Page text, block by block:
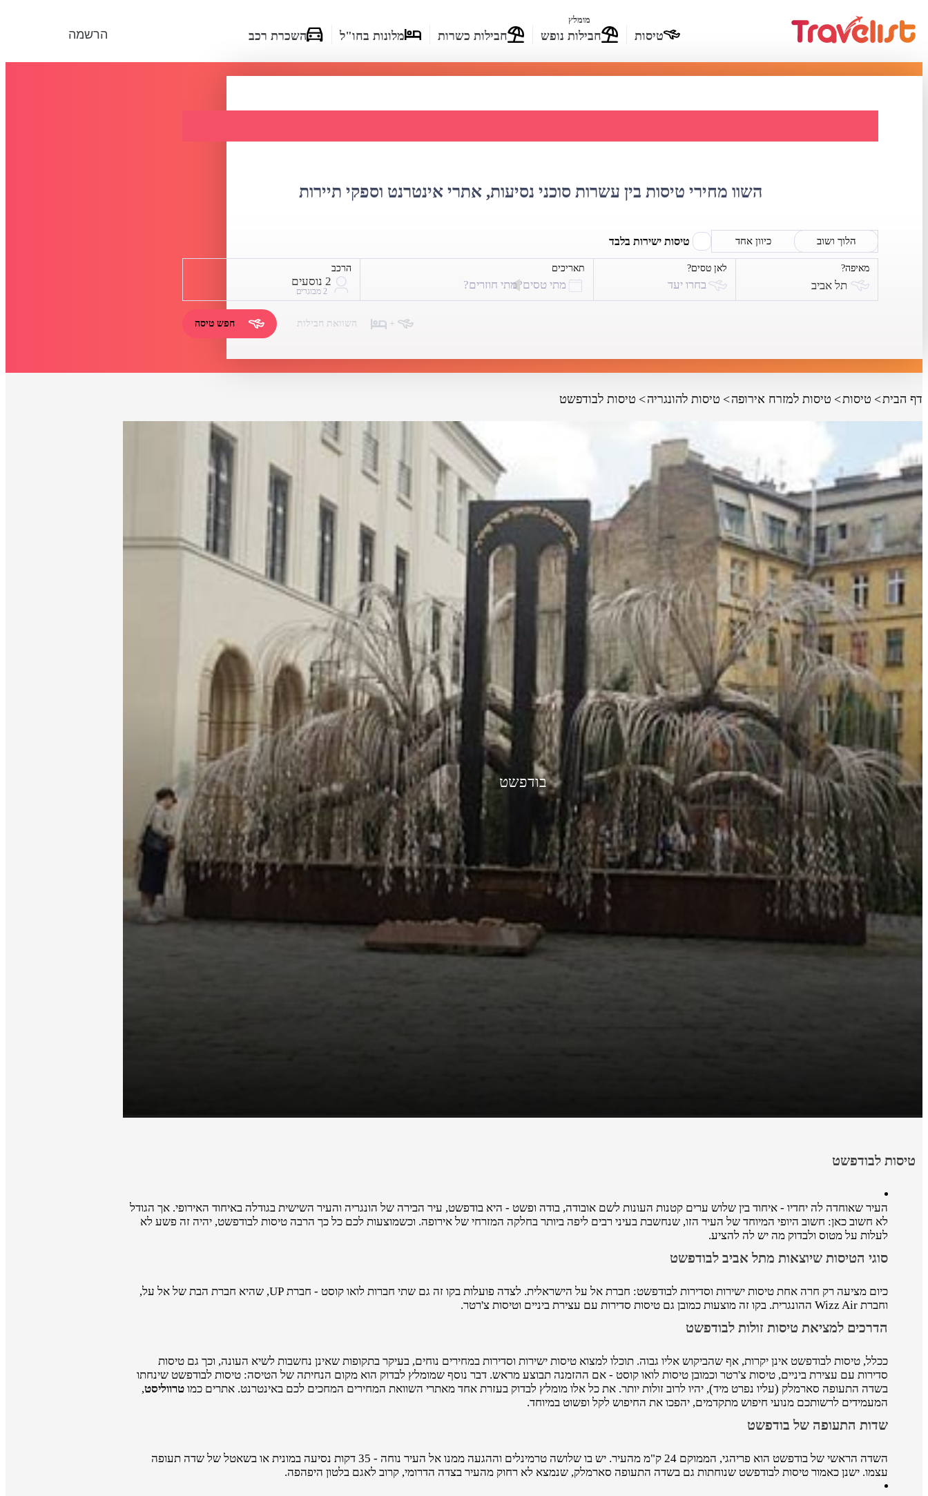
הרשמה טיסות
מומלץ
חבילות נופש חבילות כשרות מלונות בחו"ל השכרת רכב
השוו מחירי טיסות בין עשרות סוכני נסיעות, אתרי אינטרנט וספקי תיירות
הלוך ושוב כיוון אחד טיסות ישירות בלבד
מאיפה?
תל אביב
לאן טסים?
בחרו יעד
תאריכים
מתי טסים?מתי חוזרים?
הרכב
2 נוסעים
2 מבוגרים
+ השוואת חבילות חפש טיסה
דף הבית טיסות טיסות למזרח אירופה טיסות להונגריה טיסות לבודפשט
בודפשט
טיסות לבודפשט
העיר שאוחדה לה יחדיו - איחוד בין שלוש ערים קטנות העונות לשם אובודה, בודה ופשט - היא בודפשט, עיר הבירה של הונגריה והעיר השישית בגודלה באיחוד האירופי. אך הגודל
לא חשוב כאן: חשוב היופי המיוחד של העיר הזו, שנחשבת בעיני רבים ליפה ביותר בחלקה המזרחי של אירופה. וכשמוצעות לכם כל כך הרבה טיסות לבודפשט, יהיה זה פשע לא
לעלות על מטוס ולבדוק מה יש לה להציע.
סוגי הטיסות שיוצאות מתל אביב לבודפשט
כיום מציעה רק חרה אחת טיסות ישירות וסדירות לבודפשט: חברת אל על הישראלית. לצדה פועלות בקו זה גם שתי חברות לואו קוסט - חברת UP, שהיא חברת הבת של אל על,
וחברת Wizz Air ההונגרית. בקו זה מוצעות כמובן גם טיסות סדירות עם עצירת ביניים וטיסות צ'רטר.
הדרכים למציאת טיסות זולות לבודפשט
ככלל, טיסות לבודפשט אינן יקרות, אף שהביקוש אליו גבוה. תוכלו למצוא טיסות ישירות וסדירות במחירים נוחים, בעיקר בתקופות שאינן נחשבות לשיא העונה, וכך גם טיסות
סדירות עם עצירת ביניים, טיסות צ'רטר וכמובן טיסות לואו קוסט - אם ההזמנה תבוצע מראש. דבר נוסף שמומלץ לבדוק הוא מקום הנחיתה של הטיסה: טיסות לבודפשט שינחתו
בשדה התעופה סארמלק (עליו נפרט מיד), יהיו לרוב זולות יותר. את כל אלו מומלץ לבדוק בעזרת אחד מאתרי השוואת המחירים המחכים לכם באינטרנט. אתרים כמו טרווליסט,
המעמידים לרשותכם מנועי חיפוש מתקדמים, יהפכו את החיפוש לקל ופשוט במיוחד.
שדות התעופה של בודפשט
השדה הראשי של בודפשט הוא פריהגי, הממוקם 24 ק"מ מהעיר. יש בו שלושה טרמינלים וההגעה ממנו אל העיר נוחה - 35 דקות נסיעה במונית או בשאטל של שדה תעופה
עצמו. ישנן כאמור טיסות לבודפשט שנוחתות גם בשדה התעופה סארמלק, שנמצא לא רחוק מהעיר בצדה הדרומי, קרוב לאגם בלטון היפהפה.